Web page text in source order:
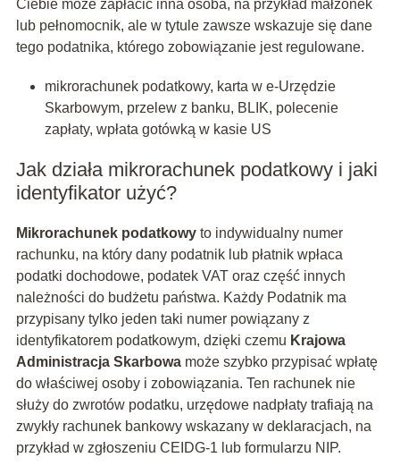
Ciebie może zapłacić inna osoba, na przykład małżonek
lub pełnomocnik, ale w tytule zawsze wskazuje się dane
tego podatnika, którego zobowiązanie jest regulowane.
mikrorachunek podatkowy, karta w e-Urzędzie
Skarbowym, przelew z banku, BLIK, polecenie
zapłaty, wpłata gotówką w kasie US
Jak działa mikrorachunek podatkowy i jaki
identyfikator użyć?
Mikrorachunek podatkowyto indywidualny numer
rachunku, na który dany podatnik lub płatnik wpłaca
podatki dochodowe, podatek VAT oraz część innych
należności do budżetu państwa. Każdy Podatnik ma
przypisany tylko jeden taki numer powiązany z
identyfikatorem podatkowym, dzięki czemu Krajowa
Administracja Skarbowamoże szybko przypisać wpłatę
do właściwej osoby i zobowiązania. Ten rachunek nie
służy do zwrotów podatku, urzędowe nadpłaty trafiają na
zwykły rachunek bankowy wskazany w deklaracjach, na
przykład w zgłoszeniu CEIDG-1 lub formularzu NIP.